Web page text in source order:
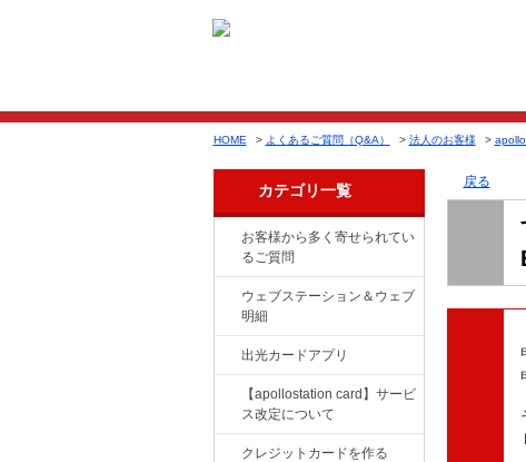
HOME > よくあるご質問（Q&A） > 法人のお客様 >
カテゴリ一覧
お客様から多く寄せられてい
るご質問
ウェブステーション＆ウェブ
明細
出光カードアプリ
【apollostation card】サービ
ス改定について
クレジットカードを作る
戻る